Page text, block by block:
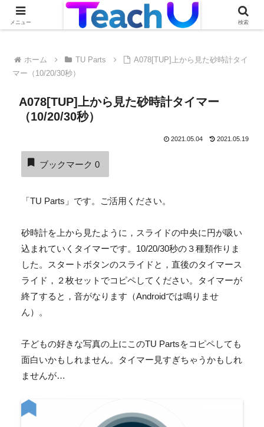
Teach Uの活用事例を絶賛募集中です！詳しくはこちらから
ホーム TU Parts
A078[TUP]上から見た砂時計タイ
マー（10/20/30秒）
A078[TUP]上から見た砂時計タイマー
（10/20/30秒）
2021.05.04 2021.05.19
ブックマーク 0
「TU Parts」です。ご活用ください。
砂時計を上から見たように，スライドの中央に円が吸い
込まれていくタイマーです。10/20/30秒の３種類作りま
した。スタートボタンのスライドと，直後のタイマース
ライド，２枚セットでコピペしてください。タイマーが
終了すると，音がなります（Androidでは鳴りませ
ん）。
子どもの好きな写真の上にこのTU Partsをコピペしても
面白いかもしれません。タイマー見すぎちゃうかもしれ
ませんが…
メニュー 検索